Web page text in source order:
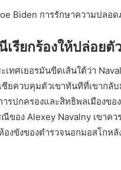
Biden การรักษาความปลอ
รียกร้องให้ปล่อยตัว
เทศเยอรมันขีดเส้นใต้ว่า
ซียควบคุมตัวเขาทันทีที่เขากลั
รปกครองและสิทธิพลเมืองข
ณีของ Alexey Navalny เขา
องขังของตำรวจนอกมอสโก